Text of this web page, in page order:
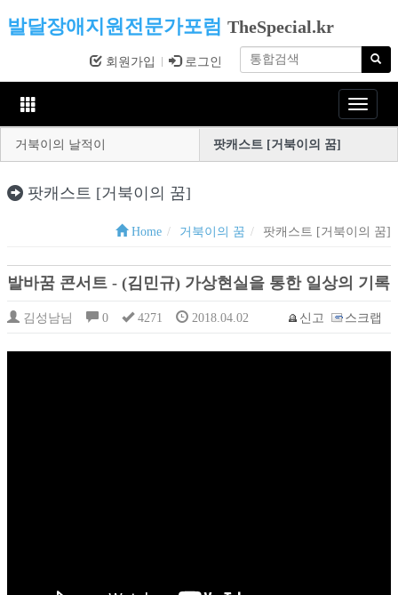
발달장애지원전문가포럼 TheSpecial.kr
회원가입 로그인
Toggle
거북이의 날적이
팟캐스트 [거북이의 꿈]
팟캐스트 [거북이의 꿈]
Home 거북이의 꿈 팟캐스트 [거북이의 꿈]
발바꿈 콘서트 - (김민규) 가상현실을 통한 일상의 기록
김성남님 0 4271 2018.04.02 신고 스크랩